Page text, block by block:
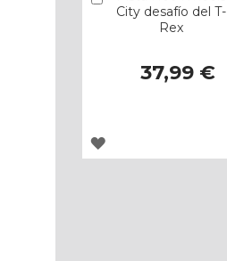
City desafío del T-
Rex
37,99 €
AGREGAR